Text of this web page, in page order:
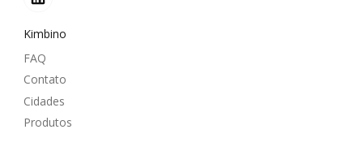
Kimbino
FAQ
Contato
Cidades
Produtos